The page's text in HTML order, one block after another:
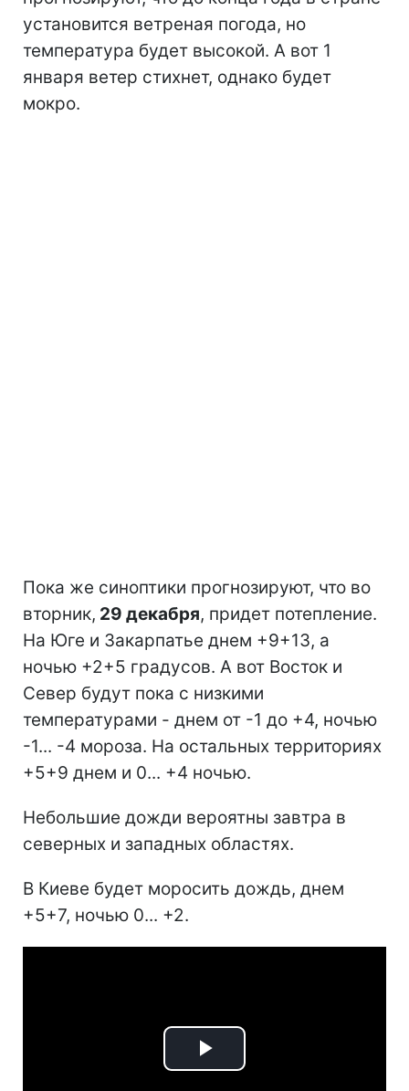
установится ветреная погода, но
температура будет высокой. А вот 1
января ветер стихнет, однако будет
мокро.
Пока же синоптики прогнозируют, что во
вторник, 29 декабря, придет потепление.
На Юге и Закарпатье днем +9+13, а
ночью +2+5 градусов. А вот Восток и
Север будут пока с низкими
температурами - днем от -1 до +4, ночью
-1... -4 мороза. На остальных территориях
+5+9 днем и 0... +4 ночью.
Небольшие дожди вероятны завтра в
северных и западных областях.
В Киеве будет моросить дождь, днем
+5+7, ночью 0... +2.
Play